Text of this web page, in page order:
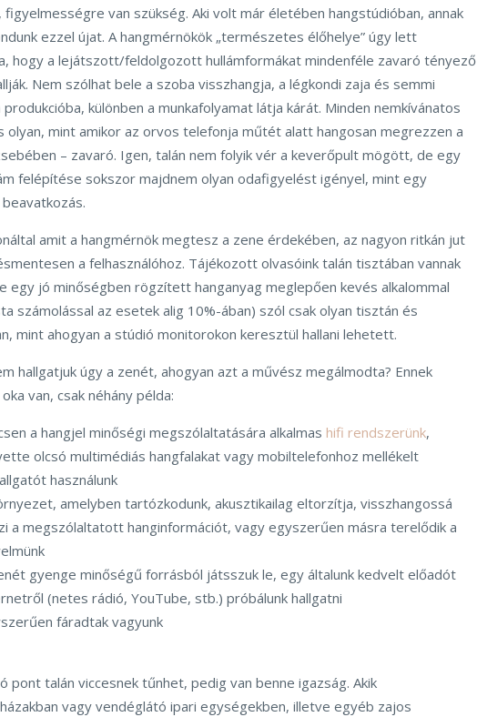
figyelmességre van szükség. Aki volt már életében hangstúdióban, annak
ezzel újat. A hangmérnökök „természetes élőhelye” úgy lett
hogy a lejátszott/feldolgozott hullámformákat mindenféle zavaró tényező
Nem szólhat bele a szoba visszhangja, a légkondi zaja és semmi
különben a munkafolyamat látja kárát. Minden nemkívánatos
olyan, mint amikor az orvos telefonja műtét alatt hangosan megrezzen a
– zavaró. Igen, talán nem folyik vér a keverőpult mögött, de egy
felépítése sokszor majdnem olyan odafigyelést igényel, mint egy
amit a hangmérnök megtesz a zene érdekében, az nagyon ritkán jut
a felhasználóhoz. Tájékozott olvasóink talán tisztában vannak
egy jó minőségben rögzített hanganyag meglepően kevés alkalommal
számolással az esetek alig 10%-ában) szól csak olyan tisztán és
mint ahogyan a stúdió monitorokon keresztül hallani lehetett.
hallgatjuk úgy a zenét, ahogyan azt a művész megálmodta? Ennek
van, csak néhány példa:
a hangjel minőségi megszólaltatására alkalmas hifi rendszerünk,
olcsó multimédiás hangfalakat vagy mobiltelefonhoz mellékelt
használunk
amelyben tartózkodunk, akusztikailag eltorzítja, visszhangossá
a megszólaltatott hanginformációt, vagy egyszerűen másra terelődik a
gyenge minőségű forrásból játsszuk le, egy általunk kedvelt előadót
(netes rádió, YouTube, stb.) próbálunk hallgatni
fáradtak vagyunk
pont talán viccesnek tűnhet, pedig van benne igazság. Akik
vagy vendéglátó ipari egységekben, illetve egyéb zajos